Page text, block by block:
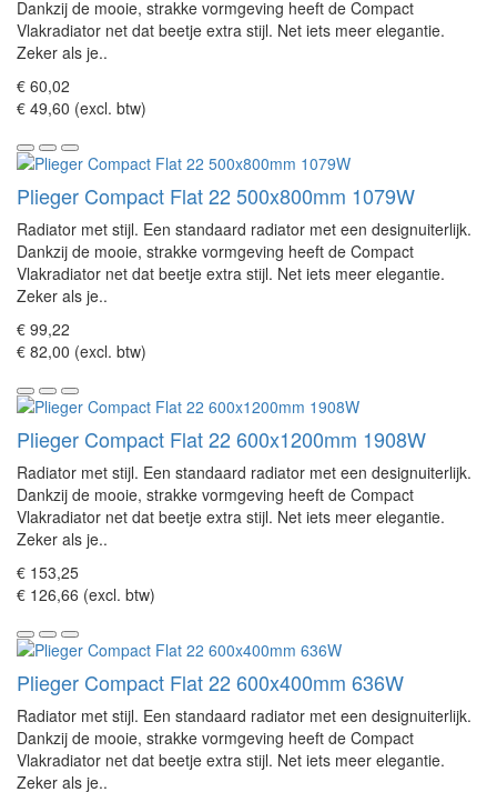
Dankzij de mooie, strakke vormgeving heeft de Compact
Vlakradiator net dat beetje extra stijl. Net iets meer elegantie.
Zeker als je..
€ 60,02
€ 49,60 (excl. btw)
Plieger Compact Flat 22 500x800mm 1079W
Radiator met stijl. Een standaard radiator met een designuiterlijk.
Dankzij de mooie, strakke vormgeving heeft de Compact
Vlakradiator net dat beetje extra stijl. Net iets meer elegantie.
Zeker als je..
€ 99,22
€ 82,00 (excl. btw)
Plieger Compact Flat 22 600x1200mm 1908W
Radiator met stijl. Een standaard radiator met een designuiterlijk.
Dankzij de mooie, strakke vormgeving heeft de Compact
Vlakradiator net dat beetje extra stijl. Net iets meer elegantie.
Zeker als je..
€ 153,25
€ 126,66 (excl. btw)
Plieger Compact Flat 22 600x400mm 636W
Radiator met stijl. Een standaard radiator met een designuiterlijk.
Dankzij de mooie, strakke vormgeving heeft de Compact
Vlakradiator net dat beetje extra stijl. Net iets meer elegantie.
Zeker als je..